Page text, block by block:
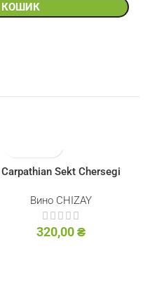
КОШИК
Carpathian Sekt Chersegi
Вино CHIZAY
320,00₴